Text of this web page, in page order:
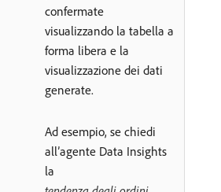
confermate
visualizzando la tabella a
forma libera e la
visualizzazione dei dati
generate.
Ad esempio, se chiedi
all’agente Data Insights
la